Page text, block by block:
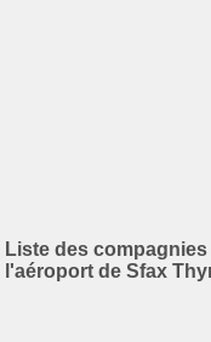
Liste des
l'aéroport de Sfax